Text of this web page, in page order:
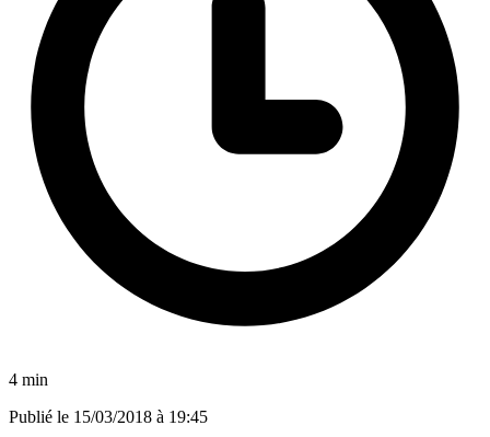
4 min
Publié le 15/03/2018 à 19:45